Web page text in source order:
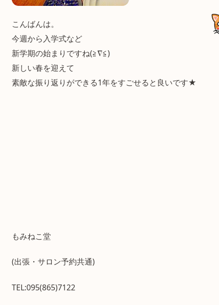
こんばんは。
今週から入学式など
新学期の始まりですね(≧∇≦)
新しい春を迎えて
素敵な振り返りができる1年をすごせると良いです★
もみねこ堂
(出張・サロン予約共通)
TEL:095(865)7122